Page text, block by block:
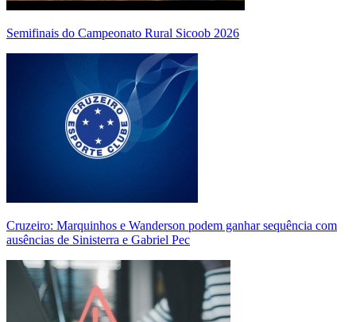
Semifinais do Campeonato Rural Sicoob 2026
Cruzeiro: Marquinhos e Wanderson podem ganhar sequência com
ausências de Sinisterra e Gabriel Pec